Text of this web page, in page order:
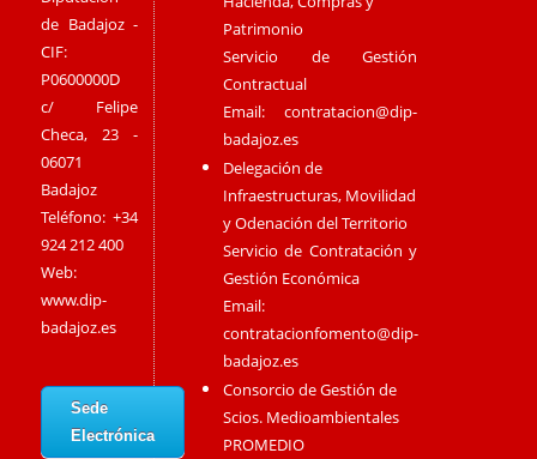
de Badajoz -
CIF:
P0600000D
c/ Felipe
Checa, 23 -
06071
Badajoz
Teléfono: +34
924 212 400
Web:
www.dip-
badajoz.es
Sede
Electrónica
Patrimonio
Servicio de Gestión
Contractual
Email:contratacion@dip-
badajoz.es
Delegación de
Infraestructuras, Movilidad
y Odenación del Territorio
Servicio de Contratación y
Gestión Económica
Email:
contratacionfomento@dip-
badajoz.es
Consorcio de Gestión de
Scios. Medioambientales
PROMEDIO